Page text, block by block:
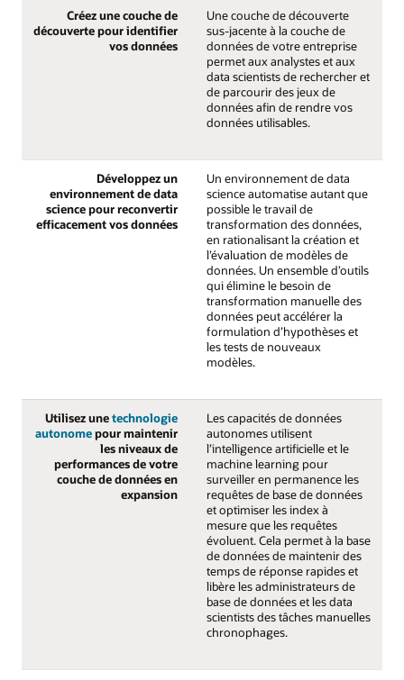
Créez une couche de
découverte pour identifier
vos données
Une couche de découverte
sus-jacente à la couche de
données de votre entreprise
permet aux analystes et aux
data scientists de rechercher et
de parcourir des jeux de
données afin de rendre vos
données utilisables.
Développez un
environnement de data
science pour reconvertir
efficacement vos données
Un environnement de data
science automatise autant que
possible le travail de
transformation des données,
en rationalisant la création et
l’évaluation de modèles de
données. Un ensemble d’outils
qui élimine le besoin de
transformation manuelle des
données peut accélérer la
formulation d’hypothèses et
les tests de nouveaux
modèles.
Utilisez unetechnologie
autonomepour maintenir
les niveaux de
performances de votre
couche de données en
expansion
Les capacités de données
autonomes utilisent
l’intelligence artificielle et le
machine learning pour
surveiller en permanence les
requêtes de base de données
et optimiser les index à
mesure que les requêtes
évoluent. Cela permet à la base
de données de maintenir des
temps de réponse rapides et
libère les administrateurs de
base de données et les data
scientists des tâches manuelles
chronophages.